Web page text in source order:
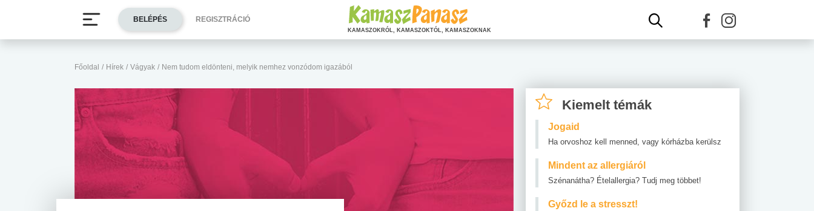
Főoldal / Hírek / Vágyak / Nem tudom eldönteni, melyik nemhez vonzódom igazából
Kiemelt témák
Jogaid
Ha orvoshoz kell menned, vagy kórházba kerülsz
Mindent az allergiáról
Szénanátha? Ételallergia? Tudj meg többet!
Győzd le a stresszt!
BELÉPÉS REGISZTRÁCIÓ
KAMASZOKRÓL, KAMASZOKTÓL, KAMASZOKNAK